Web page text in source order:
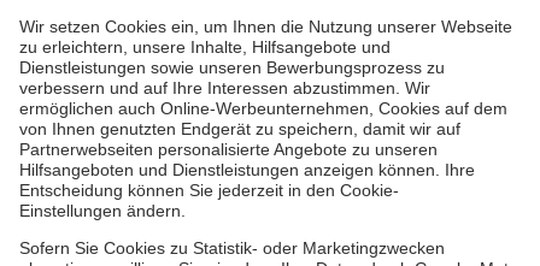
Aus- & Fortbildungen
Erste-Hilfe-Kurse
Jobs & Ehrenamt
Freiwilligendienst
Spendenprojekte